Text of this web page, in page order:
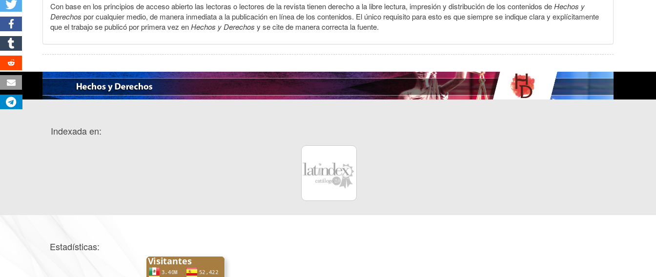
Con base en los principios de acceso abierto las lectoras o lectores de la revista tienen derecho a la libre lectura, impresión y distribución de los contenidos deHechos y
Derechos por cualquier medio, de manera inmediata a la publicación en línea de los contenidos. El único requisito para esto es que siempre se indique clara y explícitamente
que el trabajo se publicó por primera vez enHechos y Derechos y se cite de manera correcta la fuente.
Indexada en:
Estadísticas: